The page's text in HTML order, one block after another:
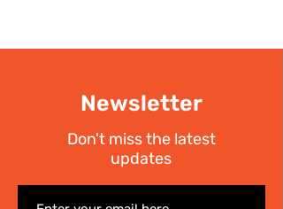
Newsletter
Don't miss the latest
updates